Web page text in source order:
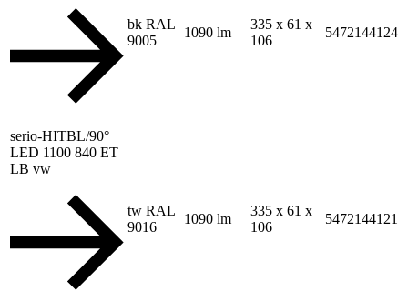
bk RAL
9005
1090 lm
335 x 61 x
106
5472144124
serio-HITBL/90°
LED 1100 840 ET
LB vw
tw RAL
9016
1090 lm
335 x 61 x
106
5472144121